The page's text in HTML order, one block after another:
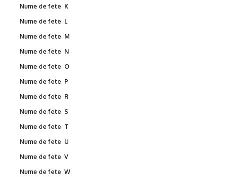
Nume de fete K
Nume de fete L
Nume de fete M
Nume de fete N
Nume de fete O
Nume de fete P
Nume de fete R
Nume de fete S
Nume de fete T
Nume de fete U
Nume de fete V
Nume de fete W